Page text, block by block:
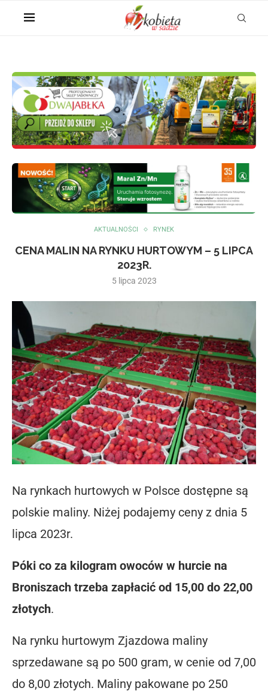
AKTUALNOŚCI RYNEK
CENA MALIN NA RYNKU HURTOWYM – 5 LIPCA
2023R.
5 lipca 2023
Na rynkach hurtowych w Polsce dostępne są
polskie maliny. Niżej podajemy ceny z dnia 5
lipca 2023r.
Póki co za kilogram owoców w hurcie na
Broniszach trzeba zapłacić od 15,00 do 22,00
złotych.
Na rynku hurtowym Zjazdowa maliny
sprzedawane są po 500 gram, w cenie od 7,00
do 8,00 złotych. Maliny pakowane po 250